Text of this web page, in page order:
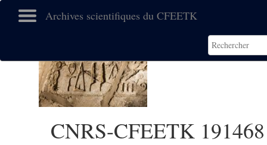
Archives scientifiques du CFEETK
CNRS-CFEETK 191468